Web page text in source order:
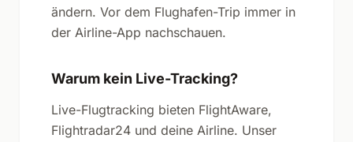
ändern. Vor dem Flughafen-Trip immer in
der Airline-App nachschauen.
Warum kein Live-Tracking?
Live-Flugtracking bieten FlightAware,
Flightradar24 und deine Airline. Unser